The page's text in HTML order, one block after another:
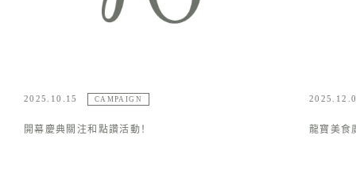
2025.12.01 CAMPAIGN
龍寶美食廣場❄️冬季活動 開